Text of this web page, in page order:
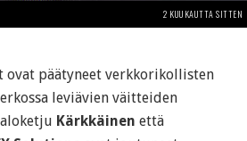
2 KUUKAUTTA SITTEN
ovat päätyneet verkkorikollisten
leviävien väitteiden
Kärkkäinen että